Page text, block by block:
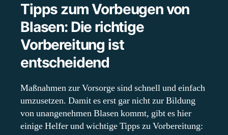
Tipps zum Vorbeugen von
Blasen: Die richtige
Vorbereitung ist
entscheidend
Maßnahmen zur Vorsorge sind schnell und einfach
umzusetzen. Damit es erst gar nicht zur Bildung
von unangenehmen Blasen kommt, gibt es hier
einige Helfer und wichtige Tipps zu Vorbereitung: